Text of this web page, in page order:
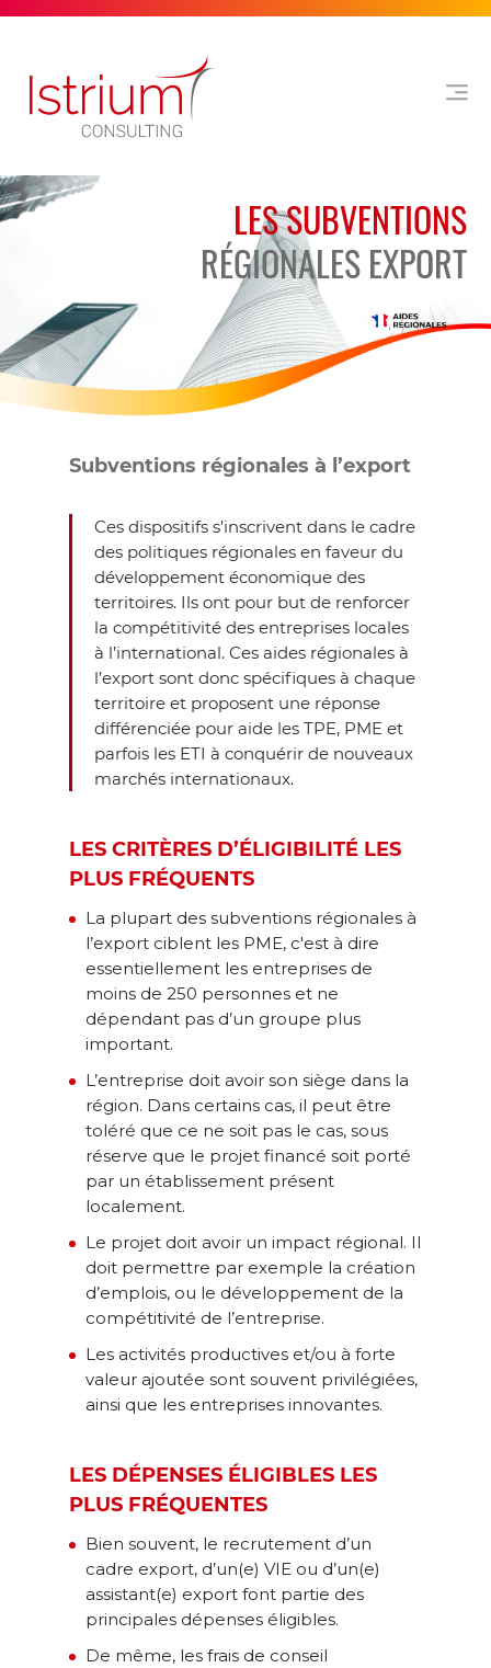
LES SUBVENTIONS
RÉGIONALES EXPORT
Subventions régionales à l’export
Ces dispositifs s’inscrivent dans le cadre
des politiques régionales en faveur du
développement économique des
territoires. Ils ont pour but de renforcer
la compétitivité des entreprises locales
à l’international. Ces aides régionales à
l’export sont donc spécifiques à chaque
territoire et proposent une réponse
différenciée pour aide les TPE, PME et
parfois les ETI à conquérir de nouveaux
marchés internationaux.
LES CRITÈRES D’ÉLIGIBILITÉ LES
PLUS FRÉQUENTS
La plupart des subventions régionales à
l’export ciblent les PME, c'est à dire
essentiellement les entreprises de
moins de 250 personnes et ne
dépendant pas d’un groupe plus
important.
L’entreprise doit avoir son siège dans la
région. Dans certains cas, il peut être
toléré que ce ne soit pas le cas, sous
réserve que le projet financé soit porté
par un établissement présent
localement.
Le projet doit avoir un impact régional. Il
doit permettre par exemple la création
d’emplois, ou le développement de la
compétitivité de l’entreprise.
Les activités productives et/ou à forte
valeur ajoutée sont souvent privilégiées,
ainsi que les entreprises innovantes.
LES DÉPENSES ÉLIGIBLES LES
PLUS FRÉQUENTES
Bien souvent, le recrutement d’un
cadre export, d’un(e) VIE ou d’un(e)
assistant(e) export font partie des
principales dépenses éligibles.
De même, les frais de conseil